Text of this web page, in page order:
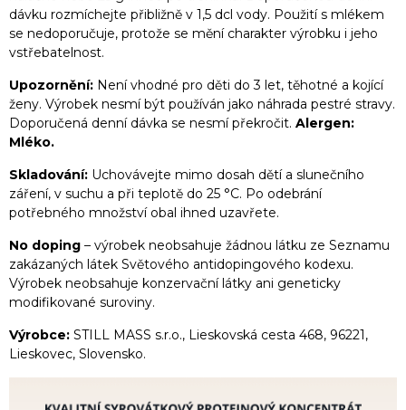
dávku rozmíchejte přibližně v 1,5 dcl vody. Použití s mlékem
se nedoporučuje, protože se mění charakter výrobku i jeho
vstřebatelnost.
Upozornění: Není vhodné pro děti do 3 let, těhotné a kojící
ženy. Výrobek nesmí být používán jako náhrada pestré stravy.
Doporučená denní dávka se nesmí překročit. Alergen:
Mléko.
Skladování: Uchovávejte mimo dosah dětí a slunečního
záření, v suchu a při teplotě do 25 °C. Po odebrání
potřebného množství obal ihned uzavřete.
No doping – výrobek neobsahuje žádnou látku ze Seznamu
zakázaných látek Světového antidopingového kodexu.
Výrobek neobsahuje konzervační látky ani geneticky
modifikované suroviny.
Výrobce: STILL MASS s.r.o., Lieskovská cesta 468, 96221,
Lieskovec, Slovensko.